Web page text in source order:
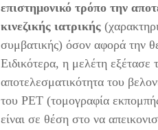
επιστημονικό τρόπο την
κινεζικής ιατρικής
συμβατικής) όσον αφορά την
Ειδικότερα, η μελέτη εξέτασε
αποτελεσματικότητα του
του PET (τομογραφία
είναι σε θέση στο να